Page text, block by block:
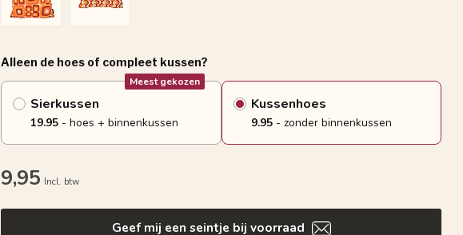
Alleen de hoes of compleet kussen?
Sierkussen
Meest gekozen
19.95 - hoes + binnenkussen
Kussenhoes
9.95- zonder binnenkussen
9,95 Incl. btw
Geef mij een seintje bij voorraad